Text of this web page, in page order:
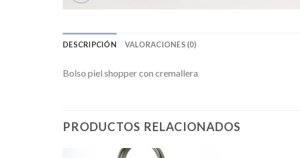
DESCRIPCIÓN VALORACIONES (0)
Bolso piel shopper con cremallera
PRODUCTOS RELACIONADOS